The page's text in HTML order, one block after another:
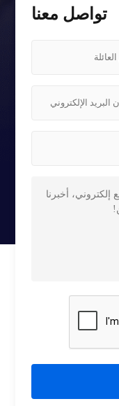
تواصل معنا